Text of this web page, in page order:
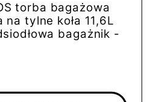
torba bagażowa
na tylne koła 11,6L
bagażnik -